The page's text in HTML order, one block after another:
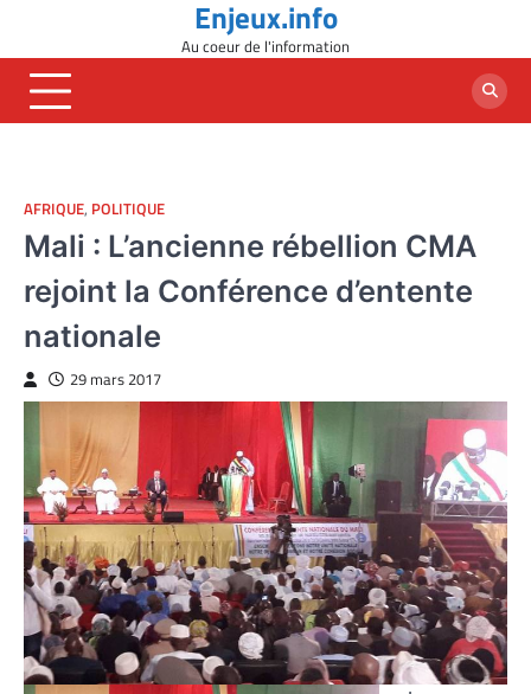
content
Enjeux.info
Au coeur de l'information
AFRIQUE, POLITIQUE
Mali : L’ancienne rébellion CMA
rejoint la Conférence d’entente
nationale
29 mars 2017